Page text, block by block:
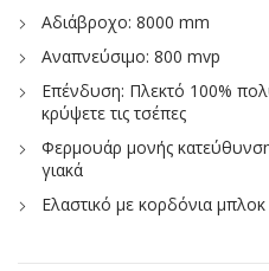
Αδιάβροχο: 8000 mm
Αναπνεύσιμο: 800 mvp
Επένδυση: Πλεκτό 100%
κρύψετε τις τσέπες
Φερμουάρ μονής
γιακά
Ελαστικό με κορδόνια μπλοκ